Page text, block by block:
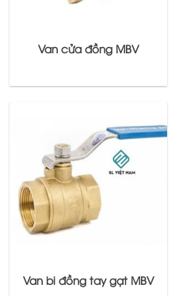
Van cửa đồng MBV
Van bi đồng tay gạt MBV